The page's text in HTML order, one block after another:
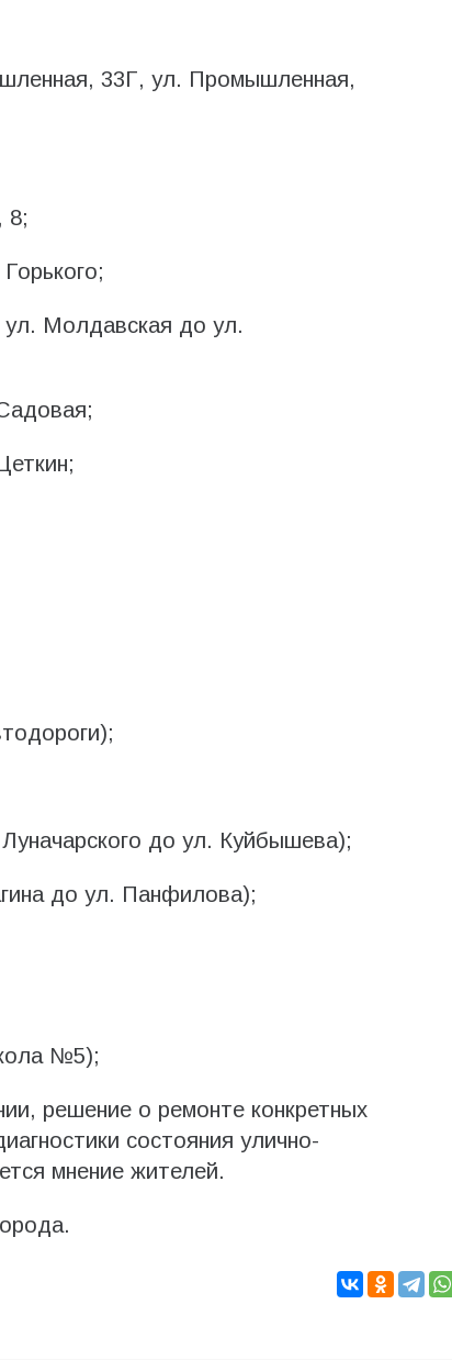
33Г, ул. Промышленная,
8;
Молдавская до ул.
до ул. Куйбышева);
до ул. Панфилова);
№5);
решение о ремонте конкретных
состояния улично-
мнение жителей.